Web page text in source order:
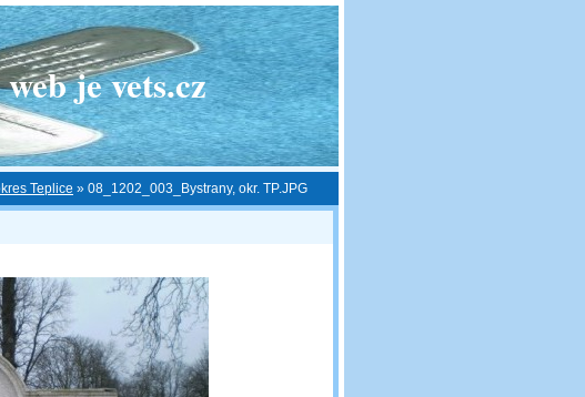
je vets.cz
Teplice » 08_1202_003_Bystrany, okr. TP.JPG